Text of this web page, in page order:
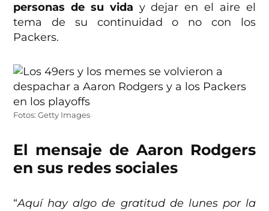
personas de su vida y dejar en el aire el
tema de su continuidad o no con los
Packers.
Fotos: Getty Images
El mensaje de Aaron Rodgers
en sus redes sociales
“Aquí hay algo de gratitud de lunes por la